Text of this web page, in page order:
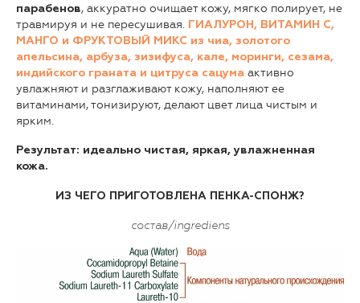
парабенов, аккуратно очищает кожу, мягко полирует, не
травмируя и не пересушивая. ГИАЛУРОН, ВИТАМИН С,
МАНГО и ФРУКТОВЫЙ МИКС из чиа, золотого
апельсина, арбуза, зизифуса, кале, моринги, сезама,
индийского граната и цитруса сацума активно
увлажняют и разглаживают кожу, наполняют ее
витаминами, тонизируют, делают цвет лица чистым и
ярким.
Результат: идеально чистая, яркая, увлажненная
кожа.
ИЗ ЧЕГО ПРИГОТОВЛЕНА ПЕНКА-СПОНЖ?
состав/ingrediens